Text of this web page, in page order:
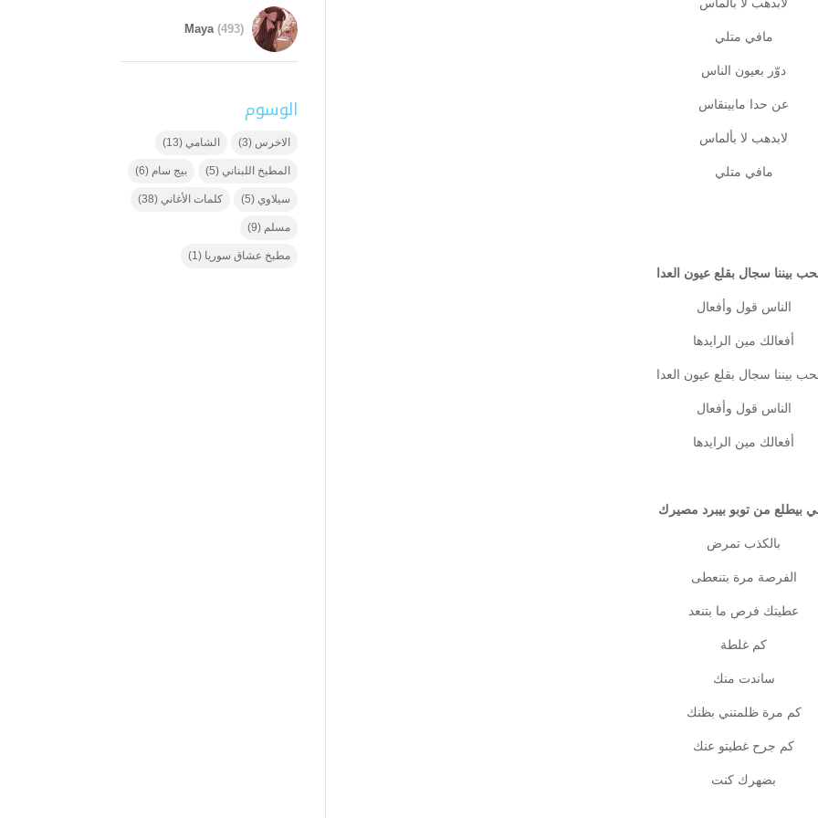
مافي متلي
دوّر بعيون الناس
عن حدا مابينقاس
لابدهب لا بألماس
مافي متلي
بيننا سجال بقلع عيون العدا
الناس قول وأفعال
أفعالك مين الرايدها
بيننا سجال بقلع عيون العدا
الناس قول وأفعال
أفعالك مين الرايدها
بيطلع من توبو بيبرد مصيرك
بالكذب تمرض
الفرصة مرة بتنعطى
عطيتك فرص ما بتنعد
كم غلطة
ساندت منك
كم مرة ظلمتني بظنك
كم جرح غطيتو عنك
بضهرك كنت
Maya (493)
الوسوم
الاخرس (3) الشامي (13)
المطبخ اللبناني (5) بيج سام (6)
سيلاوي (5) كلمات الأغاني (38)
مسلم (9)
مطبخ عشاق سوريا (1)